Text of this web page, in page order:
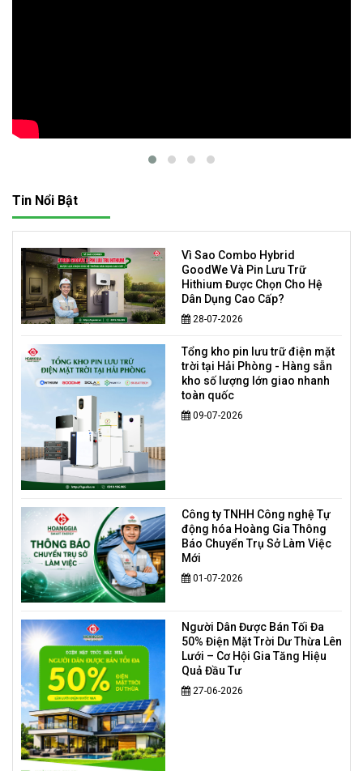
Tin Nổi Bật
Vì Sao Combo Hybrid
GoodWe Và Pin Lưu Trữ
Hithium Được Chọn Cho Hệ
Dân Dụng Cao Cấp?
28-07-2026
Tổng kho pin lưu trữ điện mặt
trời tại Hải Phòng - Hàng sẵn
kho số lượng lớn giao nhanh
toàn quốc
09-07-2026
Công ty TNHH Công nghệ Tự
động hóa Hoàng Gia Thông
Báo Chuyển Trụ Sở Làm Việc
Mới
01-07-2026
Người Dân Được Bán Tối Đa
50% Điện Mặt Trời Dư Thừa Lên
Lưới – Cơ Hội Gia Tăng Hiệu
Quả Đầu Tư
27-06-2026